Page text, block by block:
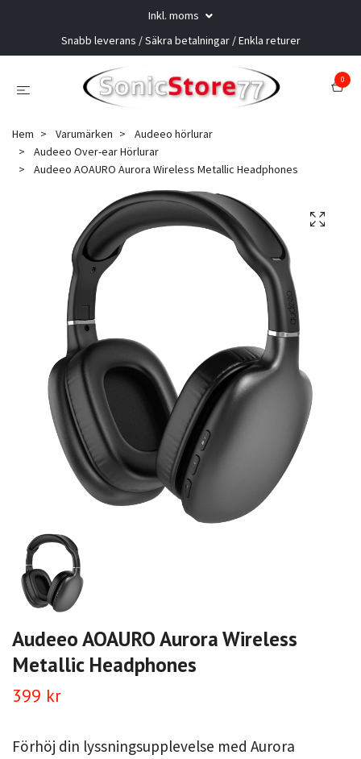
Inkl. moms
Snabb leverans / Säkra betalningar / Enkla returer
0
Hem Varumärken
Audeeo hörlurar
Audeeo Over-ear Hörlurar
Audeeo AOAURO Aurora Wireless Metallic Headphones
Audeeo AOAURO Aurora Wireless
Metallic Headphones
399 kr
Förhöj din lyssningsupplevelse med Aurora